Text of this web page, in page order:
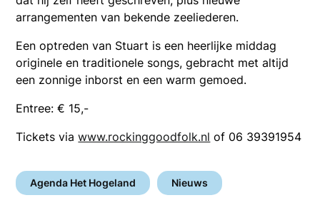
arrangementen van bekende zeeliederen.
Een optreden van Stuart is een heerlijke middag
originele en traditionele songs, gebracht met altijd
een zonnige inborst en een warm gemoed.
Entree: € 15,-
Tickets viawww.rockinggoodfolk.nl of 06 39391954
Agenda Het Hogeland Nieuws